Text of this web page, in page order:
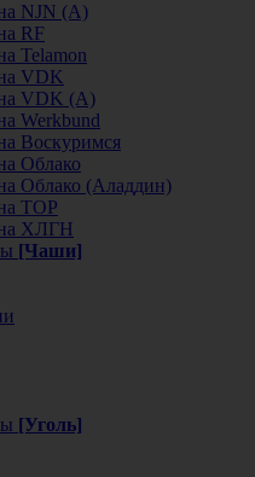
NJN (А)
RF
Telamon
VDK
VDK (А)
Werkbund
Воскуримся
Облако
Облако (Аладдин)
ТОР
ХЛГН
[Чаши]
[Уголь]